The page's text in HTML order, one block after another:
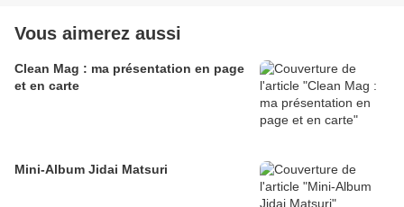
Vous aimerez aussi
Clean Mag : ma présentation en page
et en carte
Mini-Album Jidai Matsuri